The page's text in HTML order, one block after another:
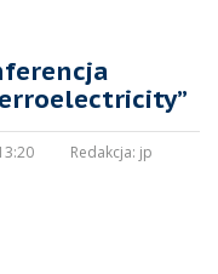
Redakcja: jp